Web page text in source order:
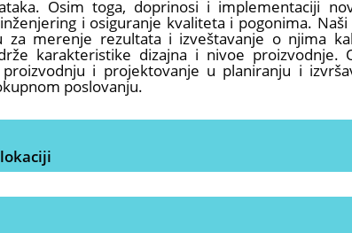
Osim toga, doprinosi i implementaciji
i osiguranje kvaliteta i pogonima.
za merenje rezultata i izveštavanje o njima
karakteristike dizajna i nivoe
i projektovanje u planiranju i
poslovanju.